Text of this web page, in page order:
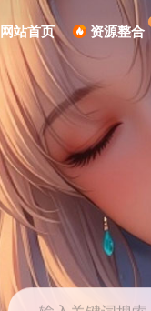
网站首页 资源整合